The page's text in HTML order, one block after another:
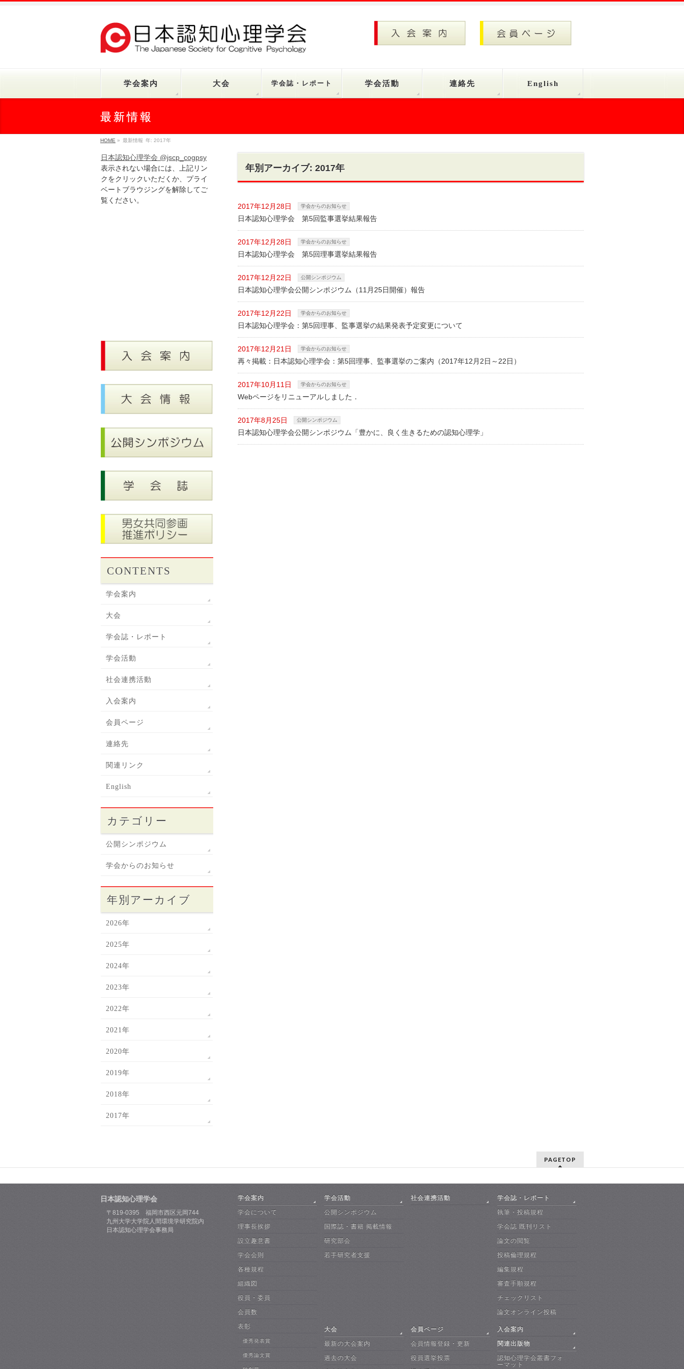
学会案内 大会 学会誌・レポート 学会活動 連絡先 English
最新情報
HOME » 最新情報 年: 2017年
年別アーカイブ: 2017年
2017年12月28日 学会からのお知らせ
日本認知心理学会 第5回監事選挙結果報告
2017年12月28日 学会からのお知らせ
日本認知心理学会 第5回理事選挙結果報告
2017年12月22日 公開シンポジウム
日本認知心理学会公開シンポジウム（11月25日開催）報告
2017年12月22日 学会からのお知らせ
日本認知心理学会：第5回理事、監事選挙の結果発表予定変更について
2017年12月21日 学会からのお知らせ
再々掲載：日本認知心理学会：第5回理事、監事選挙のご案内（2017年12月2日～22日）
2017年10月11日 学会からのお知らせ
Webページをリニューアルしました．
2017年8月25日 公開シンポジウム
日本認知心理学会公開シンポジウム「豊かに、良く生きるための認知心理学」
日本認知心理学会 @jscp_cogpsy
表示されない場合には、上記リン
クをクリックいただくか、プライ
ベートブラウジングを解除してご
覧ください。
CONTENTS
学会案内
大会
学会誌・レポート
学会活動
社会連携活動
入会案内
会員ページ
連絡先
関連リンク
English
カテゴリー
公開シンポジウム
学会からのお知らせ
年別アーカイブ
2026年
2025年
2024年
2023年
2022年
2021年
2020年
2019年
2018年
2017年
PAGETOP
日本認知心理学会
〒819-0395 福岡市西区元岡744
九州大学大学院人間環境学研究院内
日本認知心理学会事務局
学会案内
学会について
理事長挨拶
設立趣意書
学会会則
各種規程
組織図
役員・委員
会員数
表彰
優秀発表賞
優秀論文賞
学会活動
公開シンポジウム
国際誌・書籍 掲載情報
研究部会
若手研究者支援
社会連携活動
学会誌・レポート
執筆・投稿規程
学会誌 既刊リスト
論文の閲覧
投稿倫理規程
編集規程
審査手順規程
チェックリスト
論文オンライン投稿
大会
最新の大会案内
過去の大会
会員ページ
会員情報登録・更新
役員選挙投票
入会案内
関連出版物
認知心理学会叢書フォ
ーマット